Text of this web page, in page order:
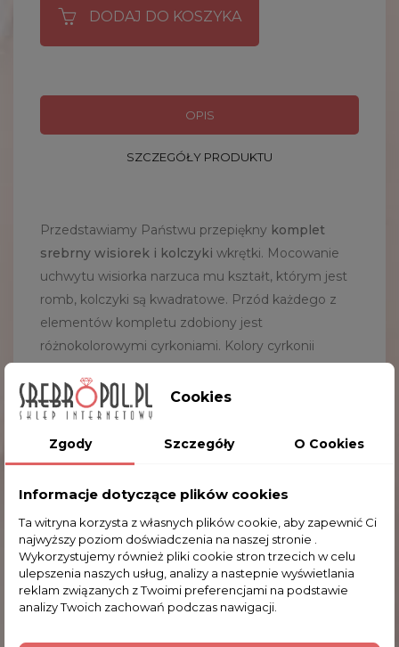
DODAJ DO KOSZYKA
OPIS
SZCZEGÓŁY PRODUKTU
Przedstawiamy Państwu przepiękny komplet
srebrny wisiorek i kolczyki wkrętki. Mocowanie
uchwytu wisiorka narzuca mu kształt, którym jest
romb, kolczyki są kwadratowe. Przód każdego z
elementów kompletu zdobiony jest
różnokolorowymi cyrkoniami. Kolory cyrkonii
delikatnie różnić się od tych na zdjęciu. Komplet
zapakowany i wysyłany jest w ozdobnym etui.
NAJWAŻNIEJSZE DANE:
Waga kolczyków: 1.6 g
Wymiary kolczyków: 0.8 x 0.8 cm (szer. x wys.)
Waga wisiorka: 2.5 g
Wys. z uchwytem: 2.4 cm
Wymiary: 1.6 x 1.6 cm (szer. x wys.)
Cookies
Zgody Szczegóły O Cookies
Informacje dotyczące plików cookies
Ta witryna korzysta z własnych plików cookie, aby zapewnić Ci
najwyższy poziom doświadczenia na naszej stronie .
Wykorzystujemy również pliki cookie stron trzecich w celu
ulepszenia naszych usług, analizy a nastepnie wyświetlania
reklam związanych z Twoimi preferencjami na podstawie
analizy Twoich zachowań podczas nawigacji.